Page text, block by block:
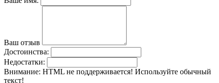
Ваш отзыв
Достоинства:
Недостатки:
Внимание: HTML не поддерживается! Используйте обычный
текст!